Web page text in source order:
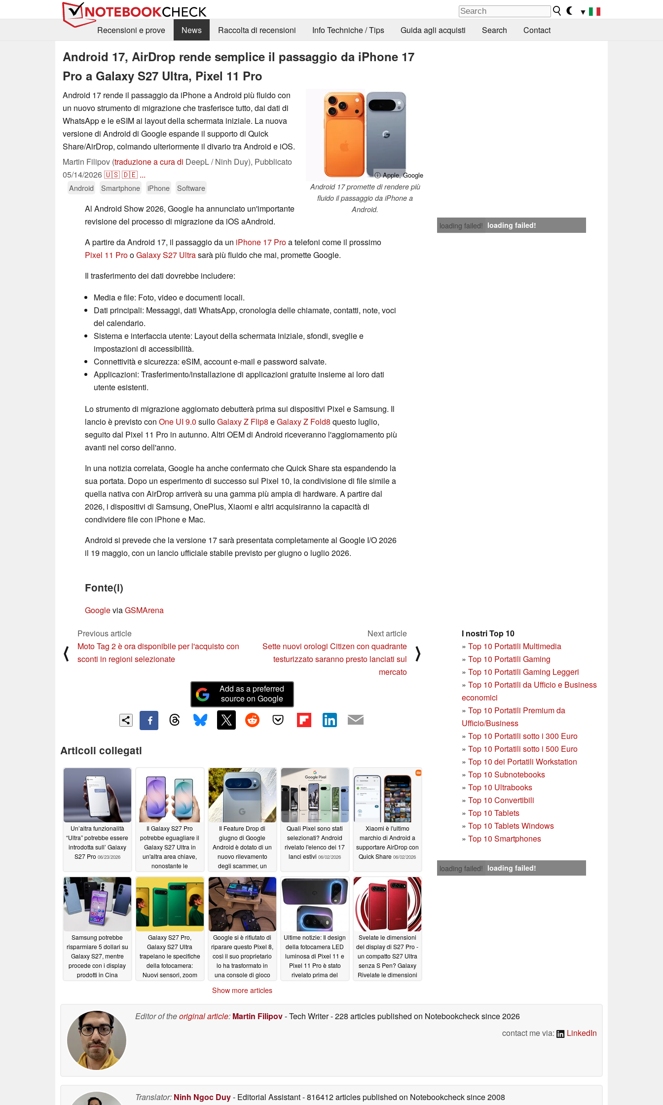
▼
Recensioni e prove
News Raccolta di recensioni Info Techniche / Tips Guida agli acquisti Search Contact
Android 17, AirDrop rende semplice il passaggio da iPhone 17
Pro a Galaxy S27 Ultra, Pixel 11 Pro
ⓘ Apple, Google
Android 17 promette di rendere più
fluido il passaggio da iPhone a
Android.
Android 17 rende il passaggio da iPhone a Android più fluido con
un nuovo strumento di migrazione che trasferisce tutto, dai dati di
WhatsApp e le eSIM ai layout della schermata iniziale. La nuova
versione di Android di Google espande il supporto di Quick
Share/AirDrop, colmando ulteriormente il divario tra Android e iOS.
Martin Filipov (traduzione a cura di DeepL / Ninh Duy), Pubblicato
05/14/2026🇺🇸🇩🇪 ...
Android Smartphone iPhone Software
loading failed! loading failed!
Al Android Show 2026, Google ha annunciato un'importante
revisione del processo di migrazione da iOS aAndroid.
A partire da Android 17, il passaggio da un iPhone 17 Proa telefoni come il prossimo
Pixel 11 ProoGalaxy S27 Ultrasarà più fluido che mai, promette Google.
Il trasferimento dei dati dovrebbe includere:
Media e file: Foto, video e documenti locali.
Dati principali: Messaggi, dati WhatsApp, cronologia delle chiamate, contatti, note, voci
del calendario.
Sistema e interfaccia utente: Layout della schermata iniziale, sfondi, sveglie e
impostazioni di accessibilità.
Connettività e sicurezza: eSIM, account e-mail e password salvate.
Applicazioni: Trasferimento/installazione di applicazioni gratuite insieme ai loro dati
utente esistenti.
Lo strumento di migrazione aggiornato debutterà prima sui dispositivi Pixel e Samsung. Il
lancio è previsto con One UI 9.0 sulloGalaxy Z Flip8 eGalaxy Z Fold8 questo luglio,
seguito dal Pixel 11 Pro in autunno. Altri OEM di Android riceveranno l'aggiornamento più
avanti nel corso dell'anno.
In una notizia correlata, Google ha anche confermato che Quick Share sta espandendo la
sua portata. Dopo un esperimento di successo sul Pixel 10, la condivisione di file simile a
quella nativa con AirDrop arriverà su una gamma più ampia di hardware. A partire dal
2026, i dispositivi di Samsung, OnePlus, Xiaomi e altri acquisiranno la capacità di
condividere file con iPhone e Mac.
Android si prevede che la versione 17 sarà presentata completamente al Google I/O 2026
il 19 maggio, con un lancio ufficiale stabile previsto per giugno o luglio 2026.
Fonte(i)
GoogleviaGSMArena
I nostri Top 10
» Top 10 Portatili Multimedia
» Top 10 Portatili Gaming
» Top 10 Portatili Gaming Leggeri
» Top 10 Portatili da Ufficio e Business
economici
» Top 10 Portatili Premium da
Ufficio/Business
» Top 10 Portatili sotto i 300 Euro
» Top 10 Portatili sotto i 500 Euro
» Top 10 dei Portatili Workstation
» Top 10 Subnotebooks
» Top 10 Ultrabooks
» Top 10 Convertibili
» Top 10 Tablets
» Top 10 Tablets Windows
» Top 10 Smartphones
loading failed! loading failed!
⟨
Previous article
Moto Tag 2 è ora disponibile per l'acquisto con
sconti in regioni selezionate
Next article
Sette nuovi orologi Citizen con quadrante
testurizzato saranno presto lanciati sul
mercato
⟩
Add as a preferred
source on Google
Articoli collegati
Un’altra funzionalità
“Ultra” potrebbe essere
introdotta sull’ Galaxy
S27 Pro 06/23/2026
Il Galaxy S27 Pro
potrebbe eguagliare il
Galaxy S27 Ultra in
un'altra area chiave,
nonostante le
06/06/2026
Il Feature Drop di
giugno di Google
Android è dotato di un
nuovo rilevamento
degli scammer, un
ampliato06/03/2026
Quali Pixel sono stati
selezionati? Android
rivelato l'elenco dei 17
lanci estivi 06/02/2026
Xiaomi è l'ultimo
marchio di Android a
supportare AirDrop con
Quick Share 06/02/2026
Samsung potrebbe
risparmiare 5 dollari su
Galaxy S27, mentre
procede con i display
prodotti in Cina
Galaxy S27 Pro,
Galaxy S27 Ultra
trapelano le specifiche
della fotocamera:
Nuovi sensori, zoom
Google si è rifiutato di
riparare questo Pixel 8,
così il suo proprietario
lo ha trasformato in
una console di gioco
Ultime notizie: Il design
della fotocamera LED
luminosa di Pixel 11 e
Pixel 11 Pro è stato
rivelato prima del
Svelate le dimensioni
del display di S27 Pro -
un compatto S27 Ultra
senza S Pen? Galaxy
Rivelate le dimensioni
05/20/2026
Show more articles
Editor of theoriginal article: Martin Filipov- Tech Writer- 228 articles published on Notebookchecksince 2026
contact me via:
LinkedIn
Translator: Ninh Ngoc Duy- Editorial Assistant- 816412 articles published on Notebookchecksince 2008